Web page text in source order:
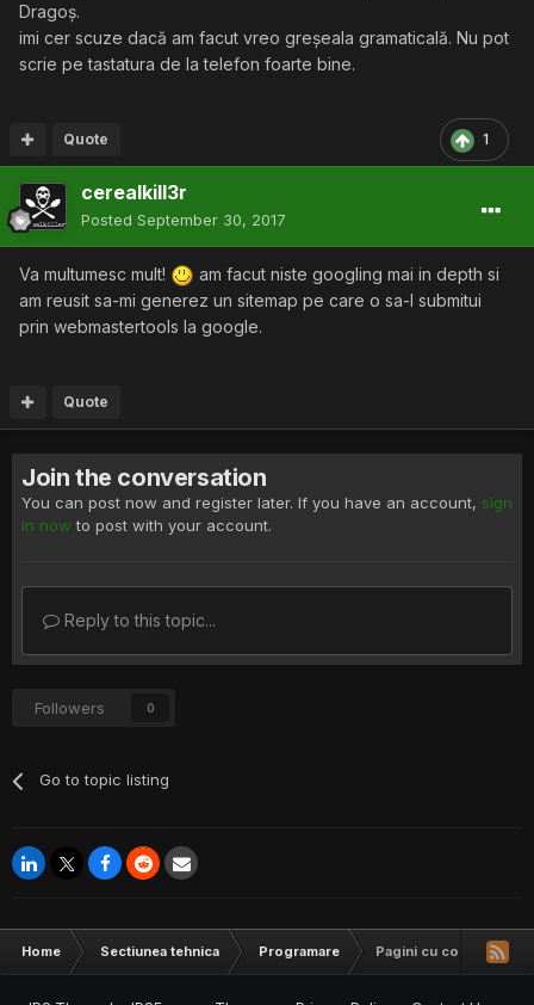
Dragoș.
imi cer scuze dacă am facut vreo greșeala gramaticală. Nu pot
scrie pe tastatura de la telefon foarte bine.
1
Quote
cerealkill3r
Posted September 30, 2017
Va multumesc mult!
am facut niste googling mai in depth si
am reusit sa-mi generez un sitemap pe care o sa-l submitui
prin webmastertools la google.
Quote
Join the conversation
You can post now and register later. If you have an account, sign
in now to post with your account.
Reply to this topic...
Followers 0
Go to topic listing
Home Sectiunea tehnica Programare Pagini cu continut